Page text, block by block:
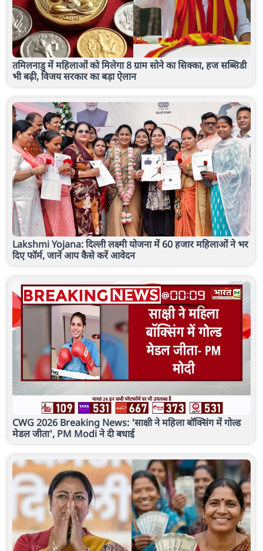
तमिलनाडु में महिलाओं को मिलेगा 8 ग्राम सोने का सिक्का, हज सब्सिडी
भी बढ़ी, विजय सरकार का बड़ा ऐलान
Lakshmi Yojana: दिल्ली लक्ष्मी योजना में 60 हजार महिलाओं ने भर
दिए फॉर्म, जानें आप कैसे करें आवेदन
CWG 2026 Breaking News: 'साक्षी ने महिला बॉक्सिंग में गोल्ड
मेडल जीता', PM Modi ने दी बधाई